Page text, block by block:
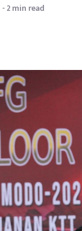
2 min read